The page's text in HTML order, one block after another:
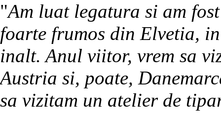
"Am luat legatura si am
foarte frumos din Elvetia,
inalt. Anul viitor, vrem sa
Austria si, poate,
sa vizitam un atelier de